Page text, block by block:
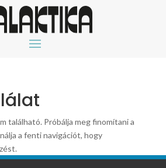
található. Próbálja meg finomítani a
a fenti navigációt, hogy